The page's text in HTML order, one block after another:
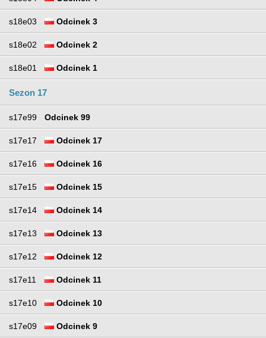
s18e03 Odcinek 3
s18e02 Odcinek 2
s18e01 Odcinek 1
Sezon 17
s17e99 Odcinek 99
s17e17 Odcinek 17
s17e16 Odcinek 16
s17e15 Odcinek 15
s17e14 Odcinek 14
s17e13 Odcinek 13
s17e12 Odcinek 12
s17e11 Odcinek 11
s17e10 Odcinek 10
s17e09 Odcinek 9